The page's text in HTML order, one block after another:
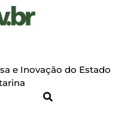
e Inovação do Estado